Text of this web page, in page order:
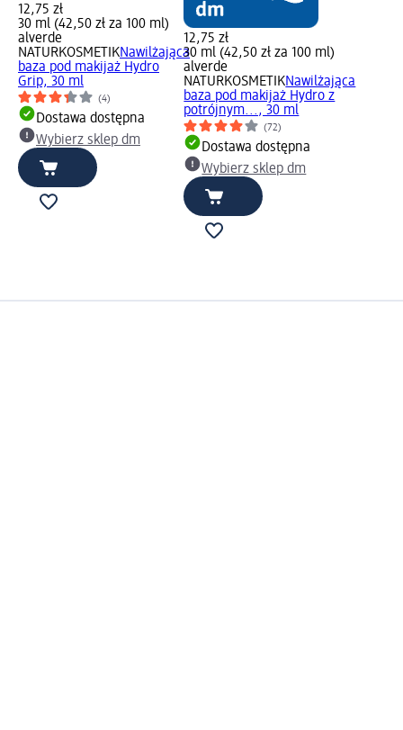
12,75 zł
30 ml (42,50 zł za 100 ml)
alverde
NATURKOSMETIKNawilżająca
baza pod makijaż Hydro
Grip, 30 ml
(4)
Dostawa dostępna
Wybierz sklep dm
12,75 zł
30 ml (42,50 zł za 100 ml)
alverde
NATURKOSMETIKNawilżająca
baza pod makijaż Hydro z
potrójnym..., 30 ml
(72)
Dostawa dostępna
Wybierz sklep dm